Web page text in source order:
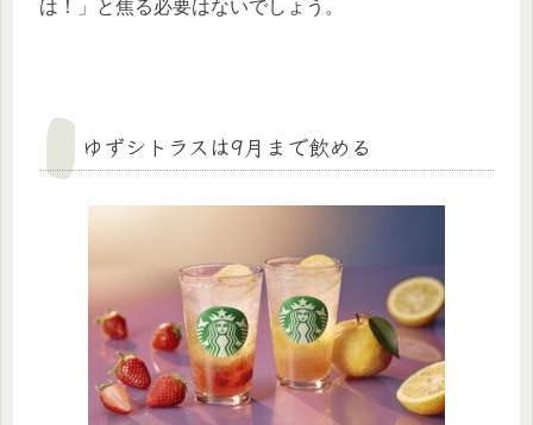
は！」と焦る必要はないでしょう。
ゆずシトラスは9月まで飲める